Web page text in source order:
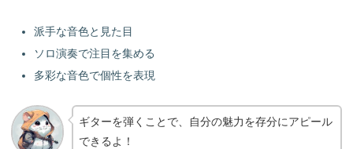
派手な音色と見た目
ソロ演奏で注目を集める
多彩な音色で個性を表現
ギターを弾くことで、自分の魅力を存分にアピール
できるよ！